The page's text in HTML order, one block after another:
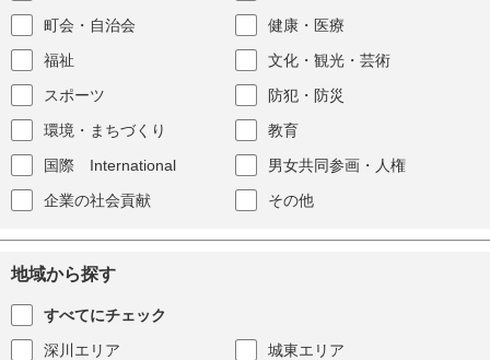
町会・自治会
健康・医療
福祉
文化・観光・芸術
スポーツ
防犯・防災
環境・まちづくり
教育
国際 International
男女共同参画・人権
企業の社会貢献
その他
地域から探す
すべてにチェック
深川エリア
城東エリア